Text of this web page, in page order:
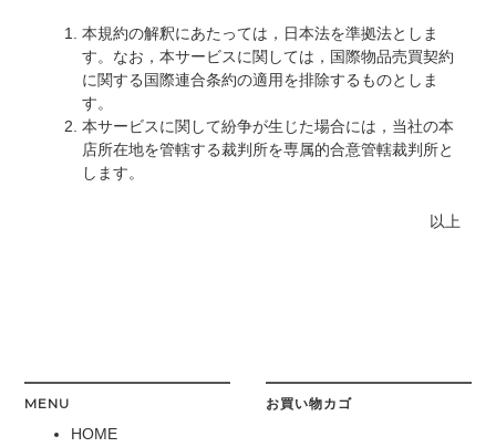
本規約の解釈にあたっては，日本法を準拠法としま
す。なお，本サービスに関しては，国際物品売買契約
に関する国際連合条約の適用を排除するものとしま
す。
本サービスに関して紛争が生じた場合には，当社の本
店所在地を管轄する裁判所を専属的合意管轄裁判所と
します。
以上
MENU
HOME
お買い物カゴ